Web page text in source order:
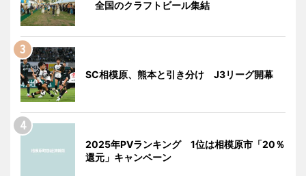
全国のクラフトビール集結
SC相模原、熊本と引き分け J3リーグ開幕
2025年PVランキング 1位は相模原市「20％
還元」キャンペーン